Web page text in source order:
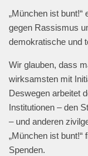
2
„München ist bunt!“
gegen Rassismus
demokratische und
Wir glauben, dass
wirksamsten mit
Deswegen arbeitet
Institutionen – den
– und anderen
„München ist
Spenden.